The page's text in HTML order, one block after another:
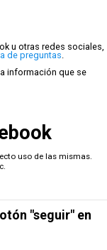
u otras redes sociales,
de preguntas
información que se